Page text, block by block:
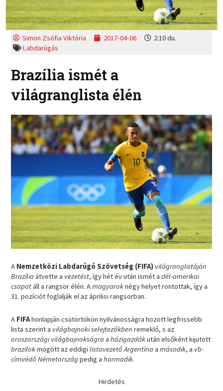
Simon Zsófia Viktória 2017-04-06
2:10 du.
Labdarúgás
Brazília ismét a
világranglista élén
A Nemzetközi Labdarúgó Szövetség (FIFA) világranglistáján
Brazíliaátvette a vezetést, így hét év után ismét adél-amerikai
csapatáll a rangsor élén. Amagyaroknégy helyet rontottak, így a
31. pozíciót foglalják el az áprilisi rangsorban.
A FIFAhonlapján csütörtökön nyilvánosságra hozott legfrissebb
lista szerint a világbajnoki selejtezőkben remeklő, s az
oroszországi világbajnokságraaházigazdákután elsőként kijutott
brazilokmögött az eddigilistavezető Argentínaamásodik, a vb-
címvédő Németországpedig aharmadik.
Hirdetés